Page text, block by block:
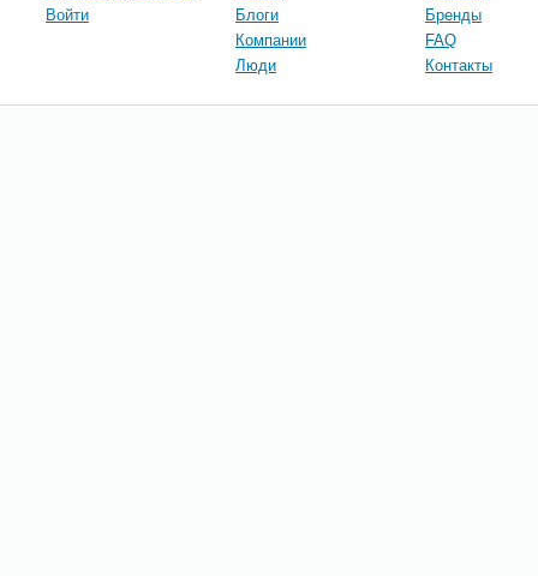
Войти
Блоги
Компании
Люди
Бренды
FAQ
Контакты